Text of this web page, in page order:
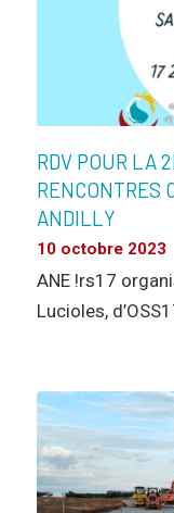
RDV POUR LA
RENCONTRES
ANDILLY
10 octobre 2023
ANE !rs17
Lucioles,